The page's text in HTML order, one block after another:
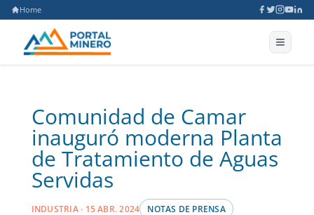
Home
Comunidad de Camar
inauguró moderna Planta
de Tratamiento de Aguas
Servidas
INDUSTRIA · 15 ABR. 2024 NOTAS DE PRENSA